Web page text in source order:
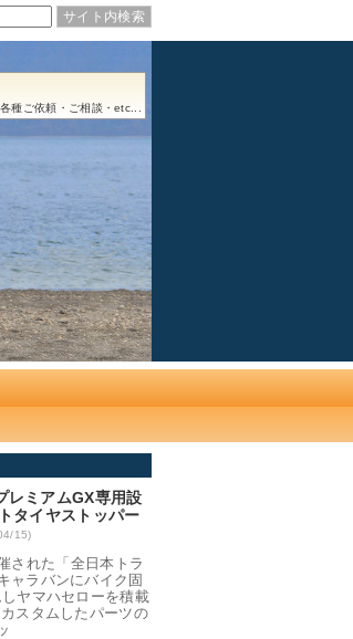
種ご依頼・ご相談・etc...
レミアムGX専用設
タイヤストッパー
15)
された「全日本トラ
ャラバンにバイク固
ヤマハセローを積載
スタムしたパーツの